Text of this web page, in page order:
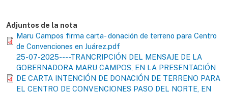
Adjuntos de la nota
Maru Campos firma carta- donación de terreno para Centro
de Convenciones en Juárez.pdf
25-07-2025----TRANCRIPCIÓN DEL MENSAJE DE LA
GOBERNADORA MARU CAMPOS, EN LA PRESENTACIÓN
DE CARTA INTENCIÓN DE DONACIÓN DE TERRENO PARA
EL CENTRO DE CONVENCIONES PASO DEL NORTE, EN